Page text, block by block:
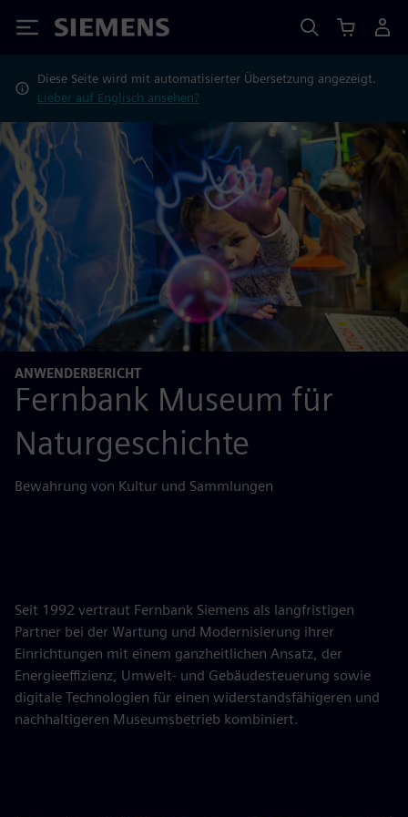
Siemens
Diese Seite wird mit automatisierter Übersetzung angezeigt.
Lieber auf Englisch ansehen?
ANWENDERBERICHT
Fernbank Museum für
Naturgeschichte
Bewahrung von Kultur und Sammlungen
Seit 1992 vertraut Fernbank Siemens als langfristigen
Partner bei der Wartung und Modernisierung ihrer
Einrichtungen mit einem ganzheitlichen Ansatz, der
Energieeffizienz, Umwelt- und Gebäudesteuerung sowie
digitale Technologien für einen widerstandsfähigeren und
nachhaltigeren Museumsbetrieb kombiniert.